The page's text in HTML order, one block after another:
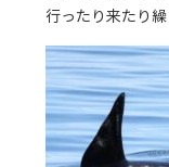
行ったり来たり